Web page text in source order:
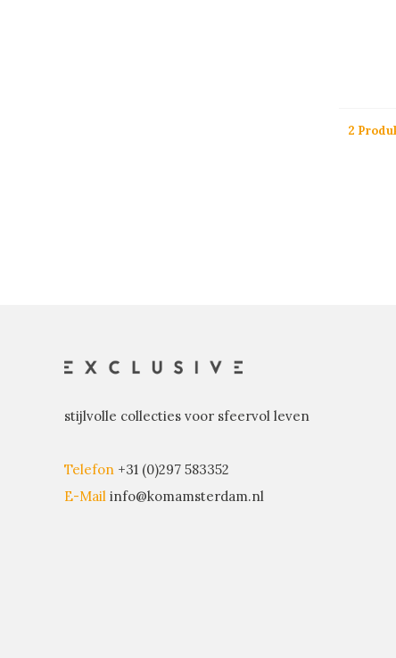
2
stijlvolle collecties voor sfeervol leven
Telefon +31 (0)297 583352
E-Mail info@komamsterdam.nl